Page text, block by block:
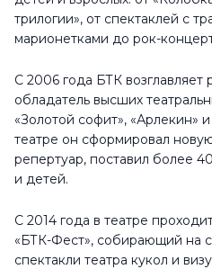
Вторник
Четверг
Пятница
Суббота
Воскресенье
трилогии», от спектаклей с
марионетками до рок-
С 2006 года БТК
обладатель высших
«Золотой софит», «Арлекин»
театре он сформировал
репертуар, поставил более
и детей.
С 2014 года в театре
«БТК-Фест», собирающий на
спектакли театра кукол и